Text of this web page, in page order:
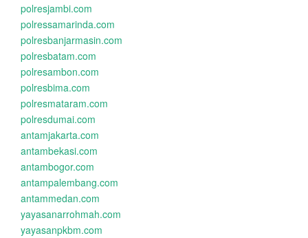
polresjambi.com
polressamarinda.com
polresbanjarmasin.com
polresbatam.com
polresambon.com
polresbima.com
polresmataram.com
polresdumai.com
antamjakarta.com
antambekasi.com
antambogor.com
antampalembang.com
antammedan.com
yayasanarrohmah.com
yayasanpkbm.com